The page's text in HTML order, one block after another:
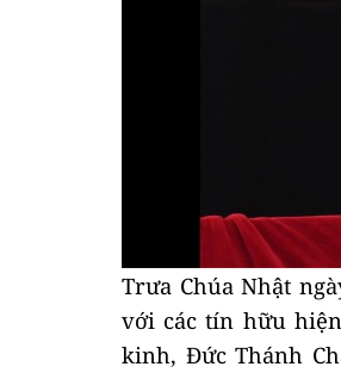
Trưa Chúa Nhật
với các tín hữu
kinh, Đức Thánh